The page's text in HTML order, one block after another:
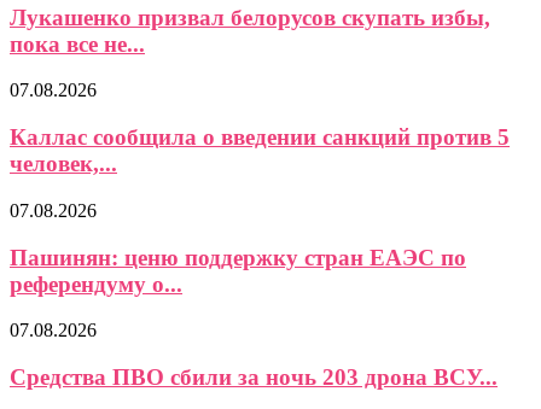
Лукашенко призвал белорусов скупать избы,
пока все не...
07.08.2026
Каллас сообщила о введении санкций против 5
человек,...
07.08.2026
Пашинян: ценю поддержку стран ЕАЭС по
референдуму о...
07.08.2026
Средства ПВО сбили за ночь 203 дрона ВСУ...